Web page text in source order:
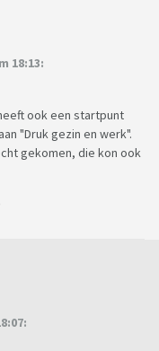
18:13:
ook een startpunt
"Druk gezin en werk".
gekomen, die kon ook